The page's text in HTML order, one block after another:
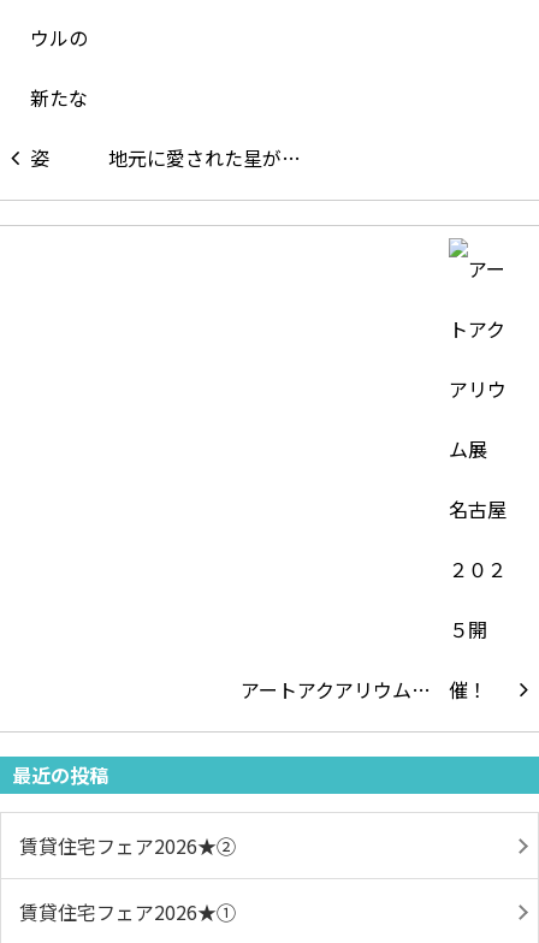
地元に愛された星が…
アートアクアリウム…
最近の投稿
賃貸住宅フェア2026★➁
賃貸住宅フェア2026★①